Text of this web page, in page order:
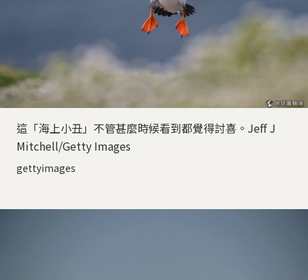
這「海上小丑」不管甚麼時候看到都覺得討喜。Jeff J
Mitchell/Getty Images
gettyimages